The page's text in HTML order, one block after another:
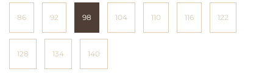
86 92 98 104 110 116 122
128 134 140